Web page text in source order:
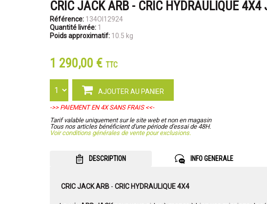
CRIC JACK ARB - CRIC HYDRAULIQUE 4X4
Référence: 134OI12924
Quantité livrée: 1
Poids approximatif: 10.5 kg
1 290,00 € TTC
AJOUTER AU PANIER
->> PAIEMENT EN 4X SANS FRAIS <<-
Tarif valable uniquement sur le site web et non en magasin
Tous nos articles bénéficient d'une période d'essai de 48H.
Voir conditions générales de vente pour exclusions.
DESCRIPTION INFO GENERALE
CRIC JACK ARB - CRIC HYDRAULIQUE 4X4